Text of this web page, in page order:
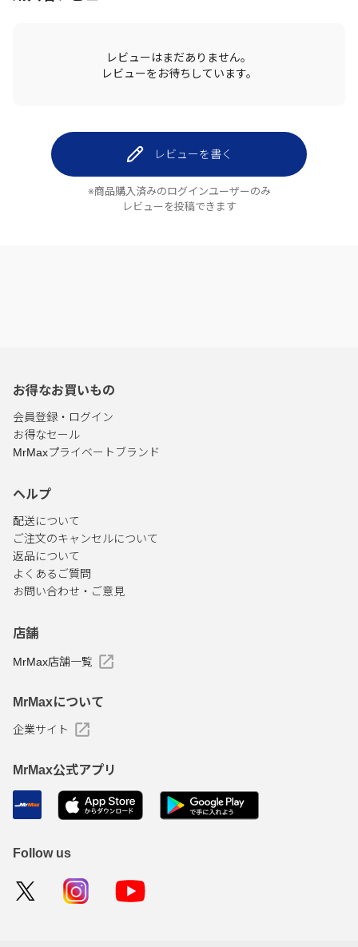
レビューはまだありません。
レビューをお待ちしています。
レビューを書く
※商品購入済みのログインユーザーのみ
レビューを投稿できます
お得なお買いもの
会員登録・ログイン
お得なセール
MrMaxプライベートブランド
ヘルプ
配送について
ご注文のキャンセルについて
返品について
よくあるご質問
お問い合わせ・ご意見
店舗
MrMax店舗一覧
MrMaxについて
企業サイト
MrMax公式アプリ
Follow us